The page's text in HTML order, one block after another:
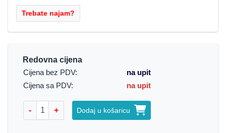
Redovna cijena
Cijena bez PDV:
na upit
Cijena sa PDV:
na upit
- + Dodaj u košaricu